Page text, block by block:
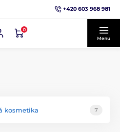
+420 603 968 981
0
Menu
kosmetika 7